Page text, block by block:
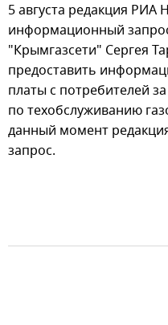
5 августа редакция
информационный
"Крымгазсети" Сергея
предоставить
платы с потребителей
по техобслуживанию
данный момент
запрос.